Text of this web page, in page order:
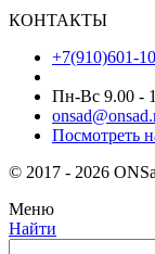
КОНТАКТЫ
+7(910)601-
Пн-Вс 9.00 -
Посмотреть
© 2017 - 2026
Меню
Найти